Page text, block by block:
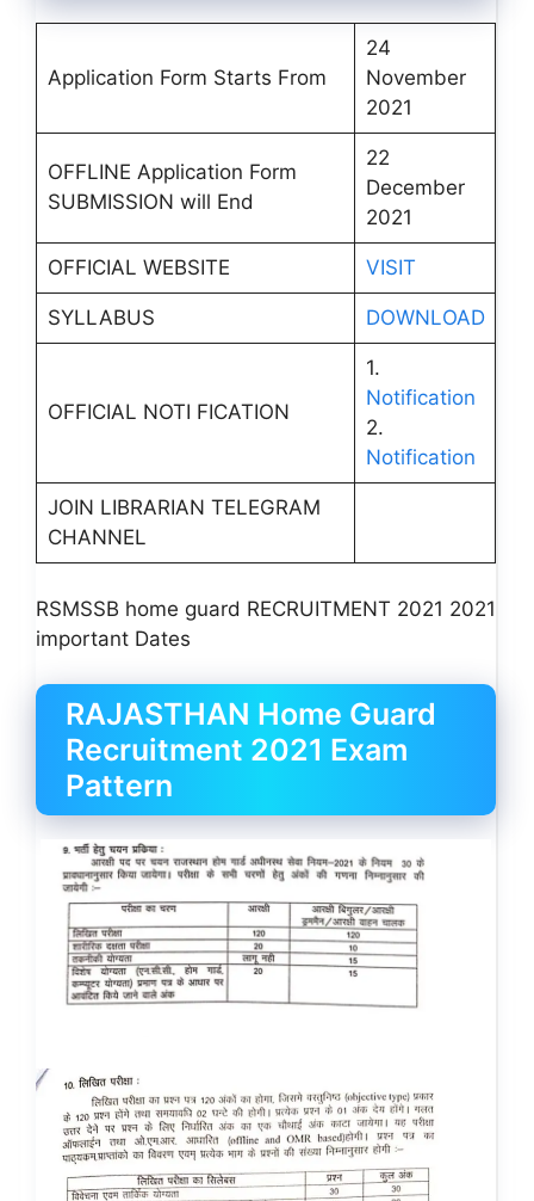
Application Form Starts From
24
November
2021
OFFLINE Application Form
SUBMISSION will End
22
December
2021
OFFICIAL WEBSITE VISIT
SYLLABUS DOWNLOAD
OFFICIAL NOTI FICATION
1.
Notification
2.
Notification
JOIN LIBRARIAN TELEGRAM
CHANNEL
RSMSSB home guard RECRUITMENT 2021 2021
important Dates
RAJASTHAN Home Guard
Recruitment 2021 Exam
Pattern